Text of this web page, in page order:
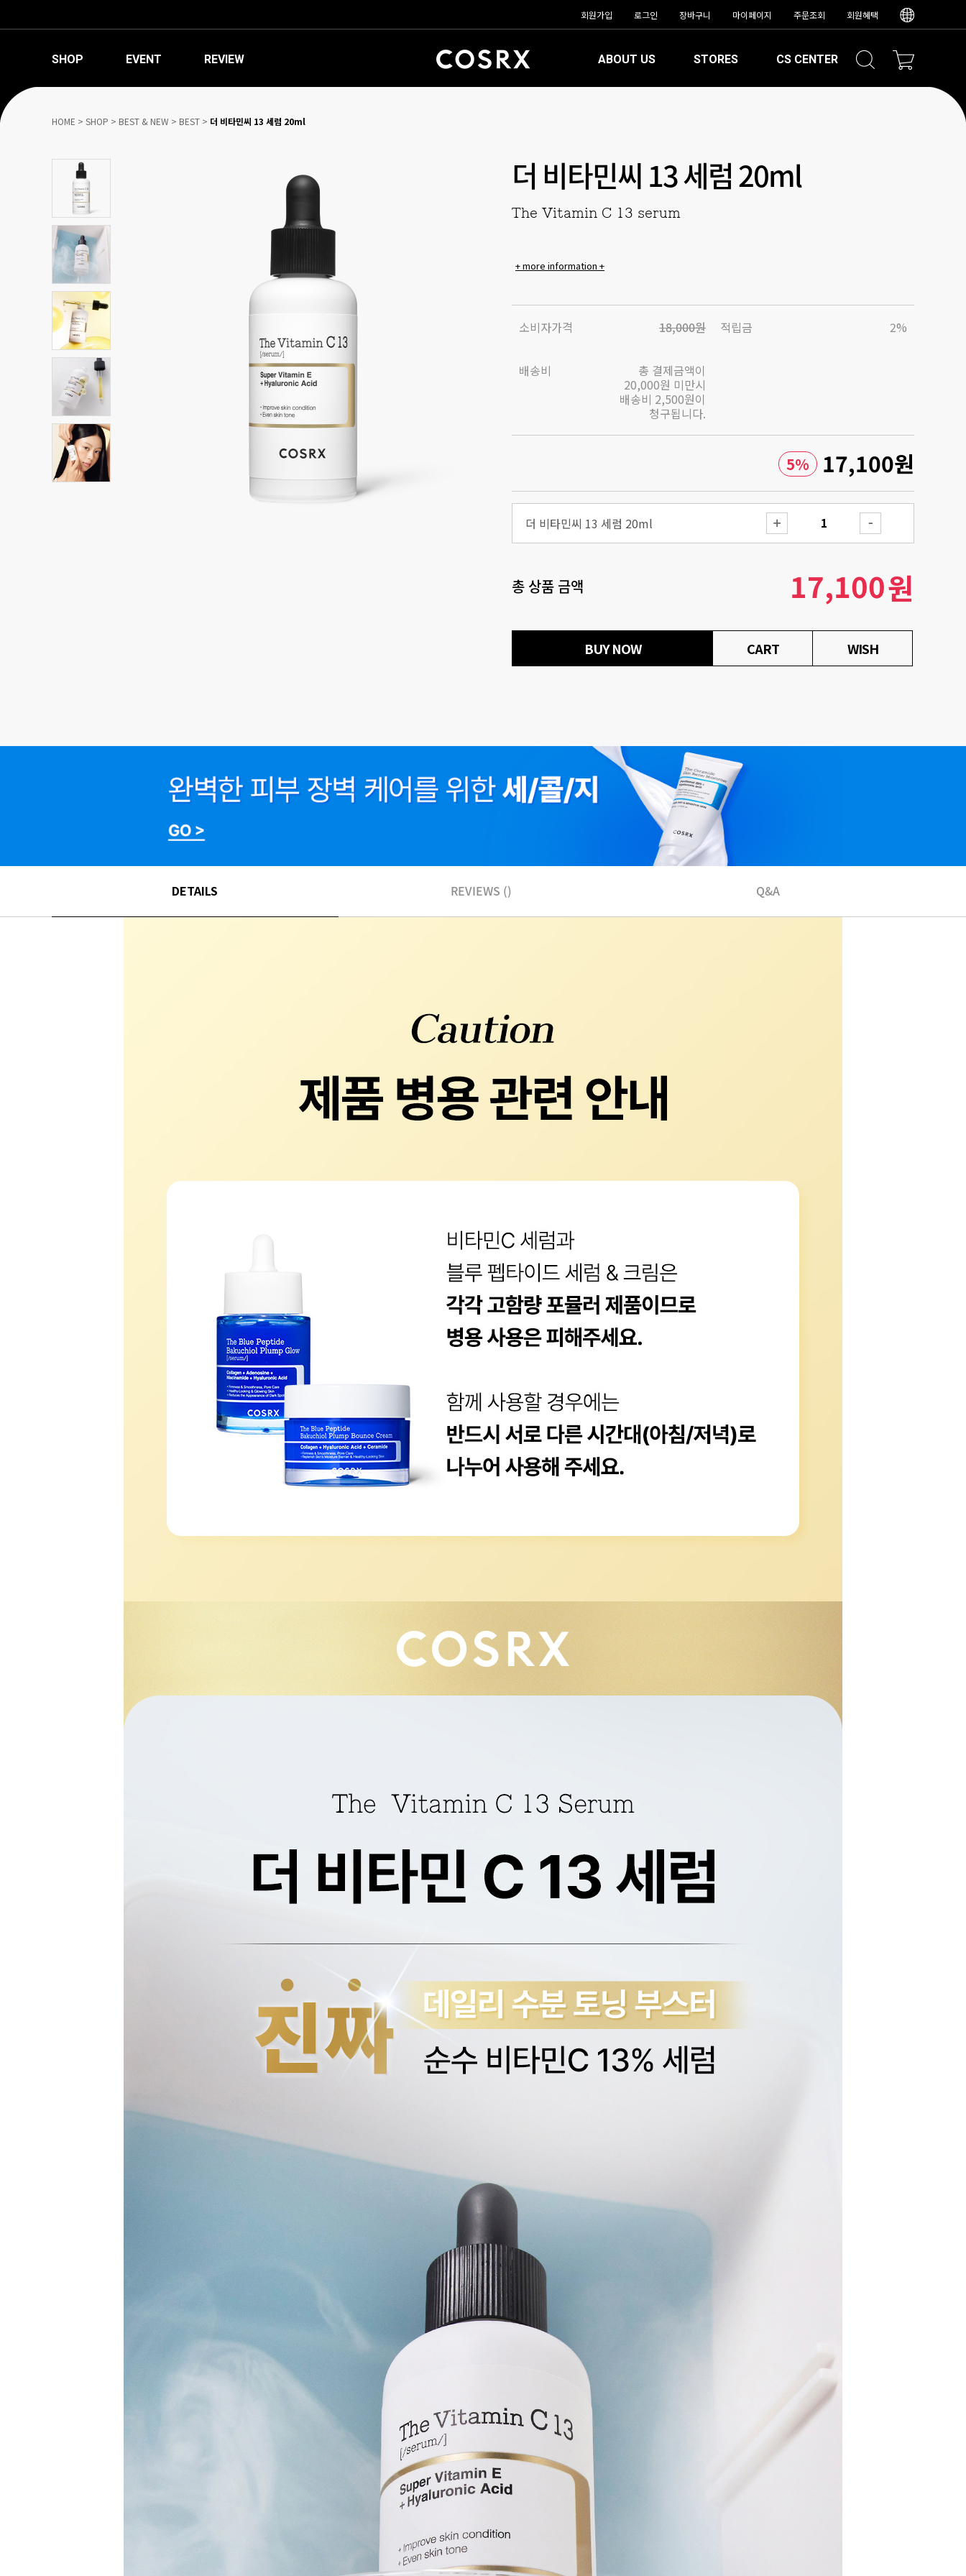
회원가입 로그인 장바구니 마이페이지 주문조회 회원혜택
SHOP EVENT REVIEW ABOUT US STORES CS CENTER
HOME > SHOP > BEST & NEW > BEST > 더 비타민씨 13 세럼 20ml
더 비타민씨 13 세럼 20ml
The Vitamin C 13 serum
+ more information +
소비자가격 18,000원 적립금 2%
배송비
총 결제금액이
20,000원 미만시
배송비 2,500원이
청구됩니다.
5% 17,100원
더 비타민씨 13 세럼 20ml
총 상품 금액 17,100원
BUY NOW CART WISH
DETAILS REVIEWS () Q&A